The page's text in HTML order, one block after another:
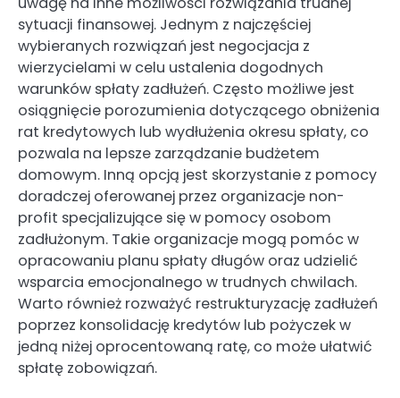
sytuacji finansowej. Jednym z najczęściej
wybieranych rozwiązań jest negocjacja z
wierzycielami w celu ustalenia dogodnych
warunków spłaty zadłużeń. Często możliwe jest
osiągnięcie porozumienia dotyczącego obniżenia
rat kredytowych lub wydłużenia okresu spłaty, co
pozwala na lepsze zarządzanie budżetem
domowym. Inną opcją jest skorzystanie z pomocy
doradczej oferowanej przez organizacje non-
profit specjalizujące się w pomocy osobom
zadłużonym. Takie organizacje mogą pomóc w
opracowaniu planu spłaty długów oraz udzielić
wsparcia emocjonalnego w trudnych chwilach.
Warto również rozważyć restrukturyzację zadłużeń
poprzez konsolidację kredytów lub pożyczek w
jedną niżej oprocentowaną ratę, co może ułatwić
spłatę zobowiązań.